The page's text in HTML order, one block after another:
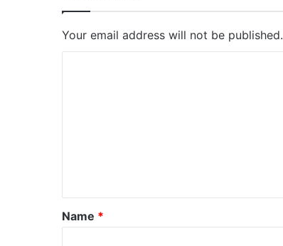
Your email address will not be published.
*
Name *